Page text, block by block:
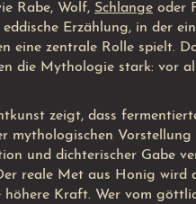
Rabe, Wolf, Schlange oder
Erzählung, in der
eine zentrale Rolle spielt.
die Mythologie stark: vor
zeigt, dass
mythologischen Vorstellung
und dichterischer Gabe
reale Met aus Honig wird
höhere Kraft. Wer vom